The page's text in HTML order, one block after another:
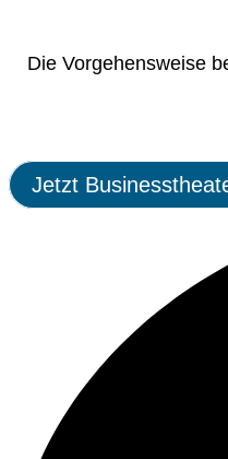
Die Vorgehensweise
Jetzt